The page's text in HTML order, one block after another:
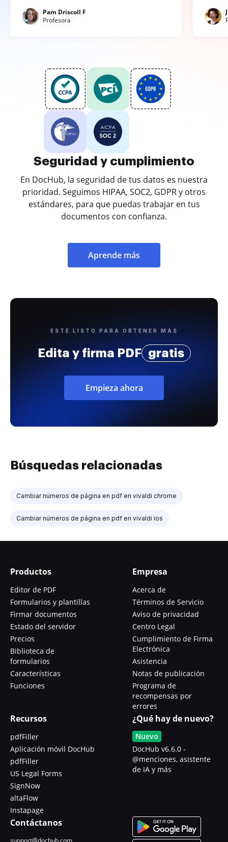
Pam Driscoll F
Profesora
Seguridad y cumplimiento
En DocHub, la seguridad de tus datos es nuestra
prioridad. Seguimos HIPAA, SOC2, GDPR y otros
estándares, para que puedas trabajar en tus
documentos con confianza.
Aprende más
ESTÉ LISTO PARA OBTENER MÁS
Edita y firma PDF gratis
Empieza ahora
Búsquedas relacionadas
Cambiar números de página en pdf en vivaldi chrome
Cambiar números de página en pdf en vivaldi ios
Productos
Editor de PDF
Formularios y plantillas
Firmar documentos
Estado del servidor
Precios
Biblioteca de
formularios
Características
Funciones
Empresa
Acerca de
Términos de Servicio
Aviso de privacidad
Centro Legal
Cumplimiento de Firma
Electrónica
Asistencia
Notas de publicación
Programa de
recompensas por
errores
Recursos
pdfFiller
Aplicación móvil DocHub
pdfFiller
US Legal Forms
SignNow
altaFlow
Instapage
¿Qué hay de nuevo?
Nuevo
DocHub v6.6.0 -
@menciones, asistente
de IA y más
Contáctanos
support@dochub.com